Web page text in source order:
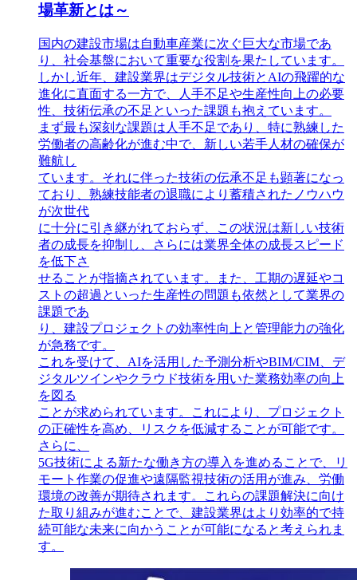
場革新とは～
国内の建設市場は自動車産業に次ぐ巨大な市場であ
り、社会基盤において重要な役割を果たしています。
しかし近年、建設業界はデジタル技術とAIの飛躍的な
進化に直面する一方で、人手不足や生産性向上の必要
性、技術伝承の不足といった課題も抱えています。
まず最も深刻な課題は人手不足であり、特に熟練した
労働者の高齢化が進む中で、新しい若手人材の確保が
難航し
ています。それに伴った技術の伝承不足も顕著になっ
ており、熟練技能者の退職により蓄積されたノウハウ
が次世代
に十分に引き継がれておらず、この状況は新しい技術
者の成長を抑制し、さらには業界全体の成長スピード
を低下さ
せることが指摘されています。また、工期の遅延やコ
ストの超過といった生産性の問題も依然として業界の
課題であ
り、建設プロジェクトの効率性向上と管理能力の強化
が急務です。
これを受けて、AIを活用した予測分析やBIM/CIM、デ
ジタルツインやクラウド技術を用いた業務効率の向上
を図る
ことが求められています。これにより、プロジェクト
の正確性を高め、リスクを低減することが可能です。
さらに、
5G技術による新たな働き方の導入を進めることで、リ
モート作業の促進や遠隔監視技術の活用が進み、労働
環境の改善が期待されます。これらの課題解決に向け
た取り組みが進むことで、建設業界はより効率的で持
続可能な未来に向かうことが可能になると考えられま
す。